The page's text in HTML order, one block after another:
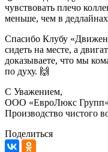
чувствовать плечо
меньше, чем в
Спасибо Клубу
сидеть на месте, а
доказываете, что мы
по духу. 🙌
С Уважением,
ООО «ЕвроЛюкс Групп»
Производство чистого
Поделиться